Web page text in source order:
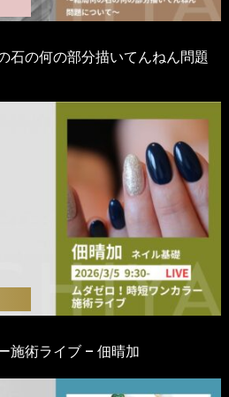
石の何の部分描いてんねん問題
施術ライブ – 佃晴加